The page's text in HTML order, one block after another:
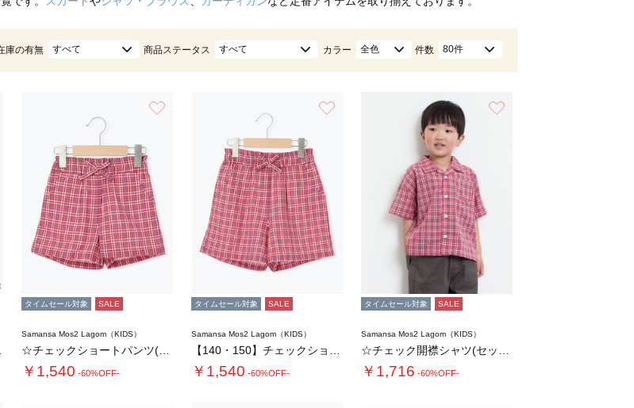
庫の有無 すべて 商品ステータス すべて カラー 全色 件数 80件
タイムセール対象 SALE
Samansa Mos2 Lagom（KIDS）
￥1,540 -60%OFF-
タイムセール対象 SALE
Samansa Mos2 Lagom（KIDS）
￥1,540 -60%OFF-
タイムセール対象 SALE
Samansa Mos2 Lagom（KIDS）
￥1,716 -60%OFF-